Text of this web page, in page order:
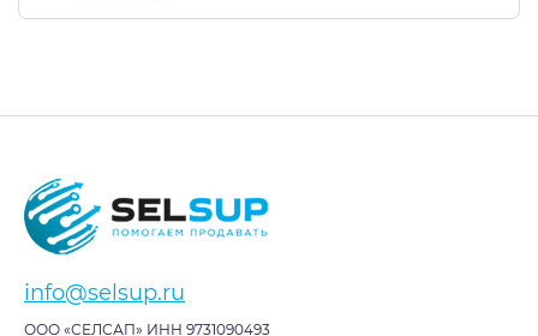
info@selsup.ru
ООО «СЕЛСАП» ИНН 9731090493